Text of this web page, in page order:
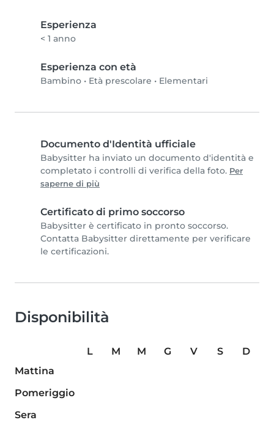
Esperienza
< 1 anno
Esperienza con età
Bambino • Età prescolare • Elementari
Documento d'Identità ufficiale
Babysitter ha inviato un documento d'identità e
completato i controlli di verifica della foto. Per
saperne di più
Certificato di primo soccorso
Babysitter è certificato in pronto soccorso.
Contatta Babysitter direttamente per verificare
le certificazioni.
Disponibilità
L M M G V S
D
Mattina
Pomeriggio
Sera